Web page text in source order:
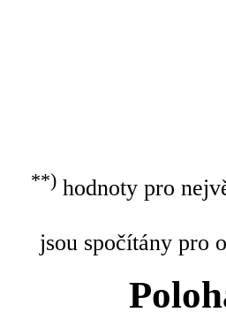
**)hodnoty pro
jsou spočítány pro